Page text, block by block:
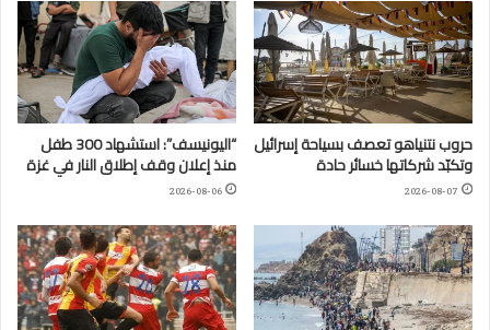
حروب نتنياهو تعصف بسياحة إسرائيل
وتكبّد شركاتها خسائر حادة
2026-08-07
“اليونيسف”: استشهاد 300 طفل
منذ إعلان وقف إطلاق النار في غزة
2026-08-06